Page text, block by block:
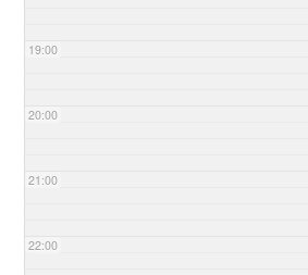
19:00
20:00
21:00
22:00